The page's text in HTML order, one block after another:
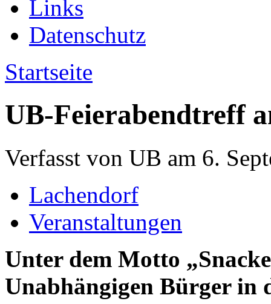
Links
Datenschutz
Startseite
UB-Feierabendtreff
Verfasst von UB am 6.
Lachendorf
Veranstaltungen
Unter dem Motto
Unabhängigen Bürger in